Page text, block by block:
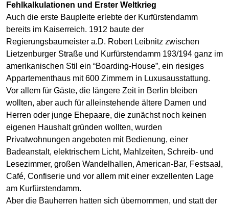
Fehlkalkulationen und Erster Weltkrieg
Auch die erste Baupleite erlebte der Kurfürstendamm
bereits im Kaiserreich. 1912 baute der
Regierungsbaumeister a.D. Robert Leibnitz zwischen
Lietzenburger Straße und Kurfürstendamm 193/194 ganz im
amerikanischen Stil ein “Boarding-House”, ein riesiges
Appartementhaus mit 600 Zimmern in Luxusausstattung.
Vor allem für Gäste, die längere Zeit in Berlin bleiben
wollten, aber auch für alleinstehende ältere Damen und
Herren oder junge Ehepaare, die zunächst noch keinen
eigenen Haushalt gründen wollten, wurden
Privatwohnungen angeboten mit Bedienung, einer
Badeanstalt, elektrischem Licht, Mahlzeiten, Schreib- und
Lesezimmer, großen Wandelhallen, American-Bar, Festsaal,
Café, Confiserie und vor allem mit einer exzellenten Lage
am Kurfürstendamm.
Aber die Bauherren hatten sich übernommen, und statt der